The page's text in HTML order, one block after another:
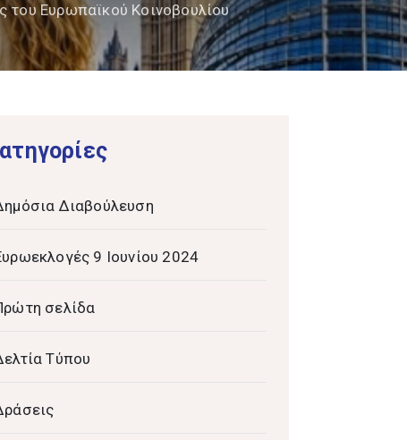
του Ευρωπαϊκού Κοινοβουλίου
Διαβούλευση
9 Ιουνίου 2024
σελίδα
Τύπου